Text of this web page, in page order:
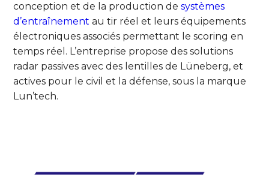
conception et de la production desystèmes
d’entraînement au tir réel et leurs équipements
électroniques associés permettant le scoring en
temps réel. L’entreprise propose des solutions
radar passives avec des lentilles de Lüneberg, et
actives pour le civil et la défense, sous la marque
Lun’tech.